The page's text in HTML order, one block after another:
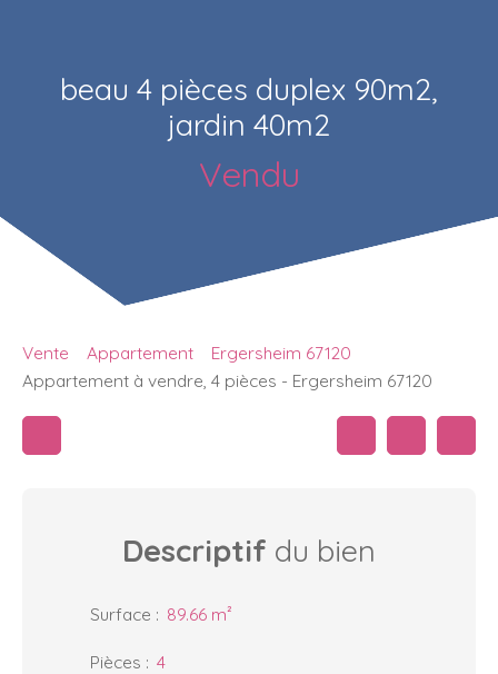
beau 4 pièces duplex 90m2,
jardin 40m2
Vendu
Vente Appartement
Ergersheim 67120
Appartement à vendre, 4 pièces - Ergersheim 67120
Descriptif du bien
Surface : 89.66 m²
Pièces : 4